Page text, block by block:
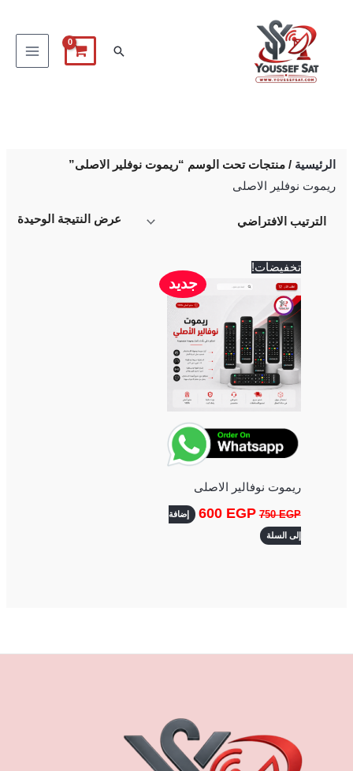
البحث
الرئيسية / منتجات تحت الوسم “ريموت نوفلير الاصلى”
ريموت نوفلير الاصلى
عرض النتيجة الوحيدة
تخفيضات!
جديد
ريموت نوفالير الاصلى
750EGP
السعر
الأصلي
هو:
600 EGP
الحالي
هو:
600 EGP.
إضافة
إلى السلة